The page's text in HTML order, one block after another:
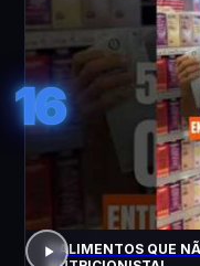
16
5 ALIMENTOS QUE